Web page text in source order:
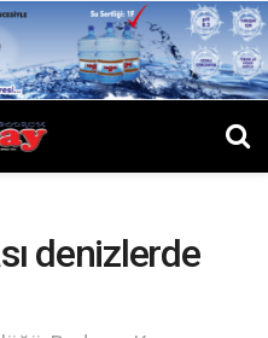
denizlerde